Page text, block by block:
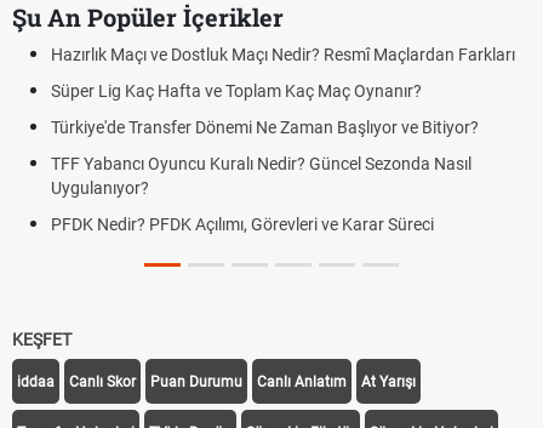
Şu An Popüler İçerikler
Hazırlık Maçı ve Dostluk Maçı Nedir? Resmî Maçlardan Farkları
Süper Lig Kaç Hafta ve Toplam Kaç Maç Oynanır?
Türkiye'de Transfer Dönemi Ne Zaman Başlıyor ve Bitiyor?
TFF Yabancı Oyuncu Kuralı Nedir? Güncel Sezonda Nasıl
Uygulanıyor?
PFDK Nedir? PFDK Açılımı, Görevleri ve Karar Süreci
KEŞFET
iddaa Canlı Skor Puan Durumu Canlı Anlatım At Yarışı